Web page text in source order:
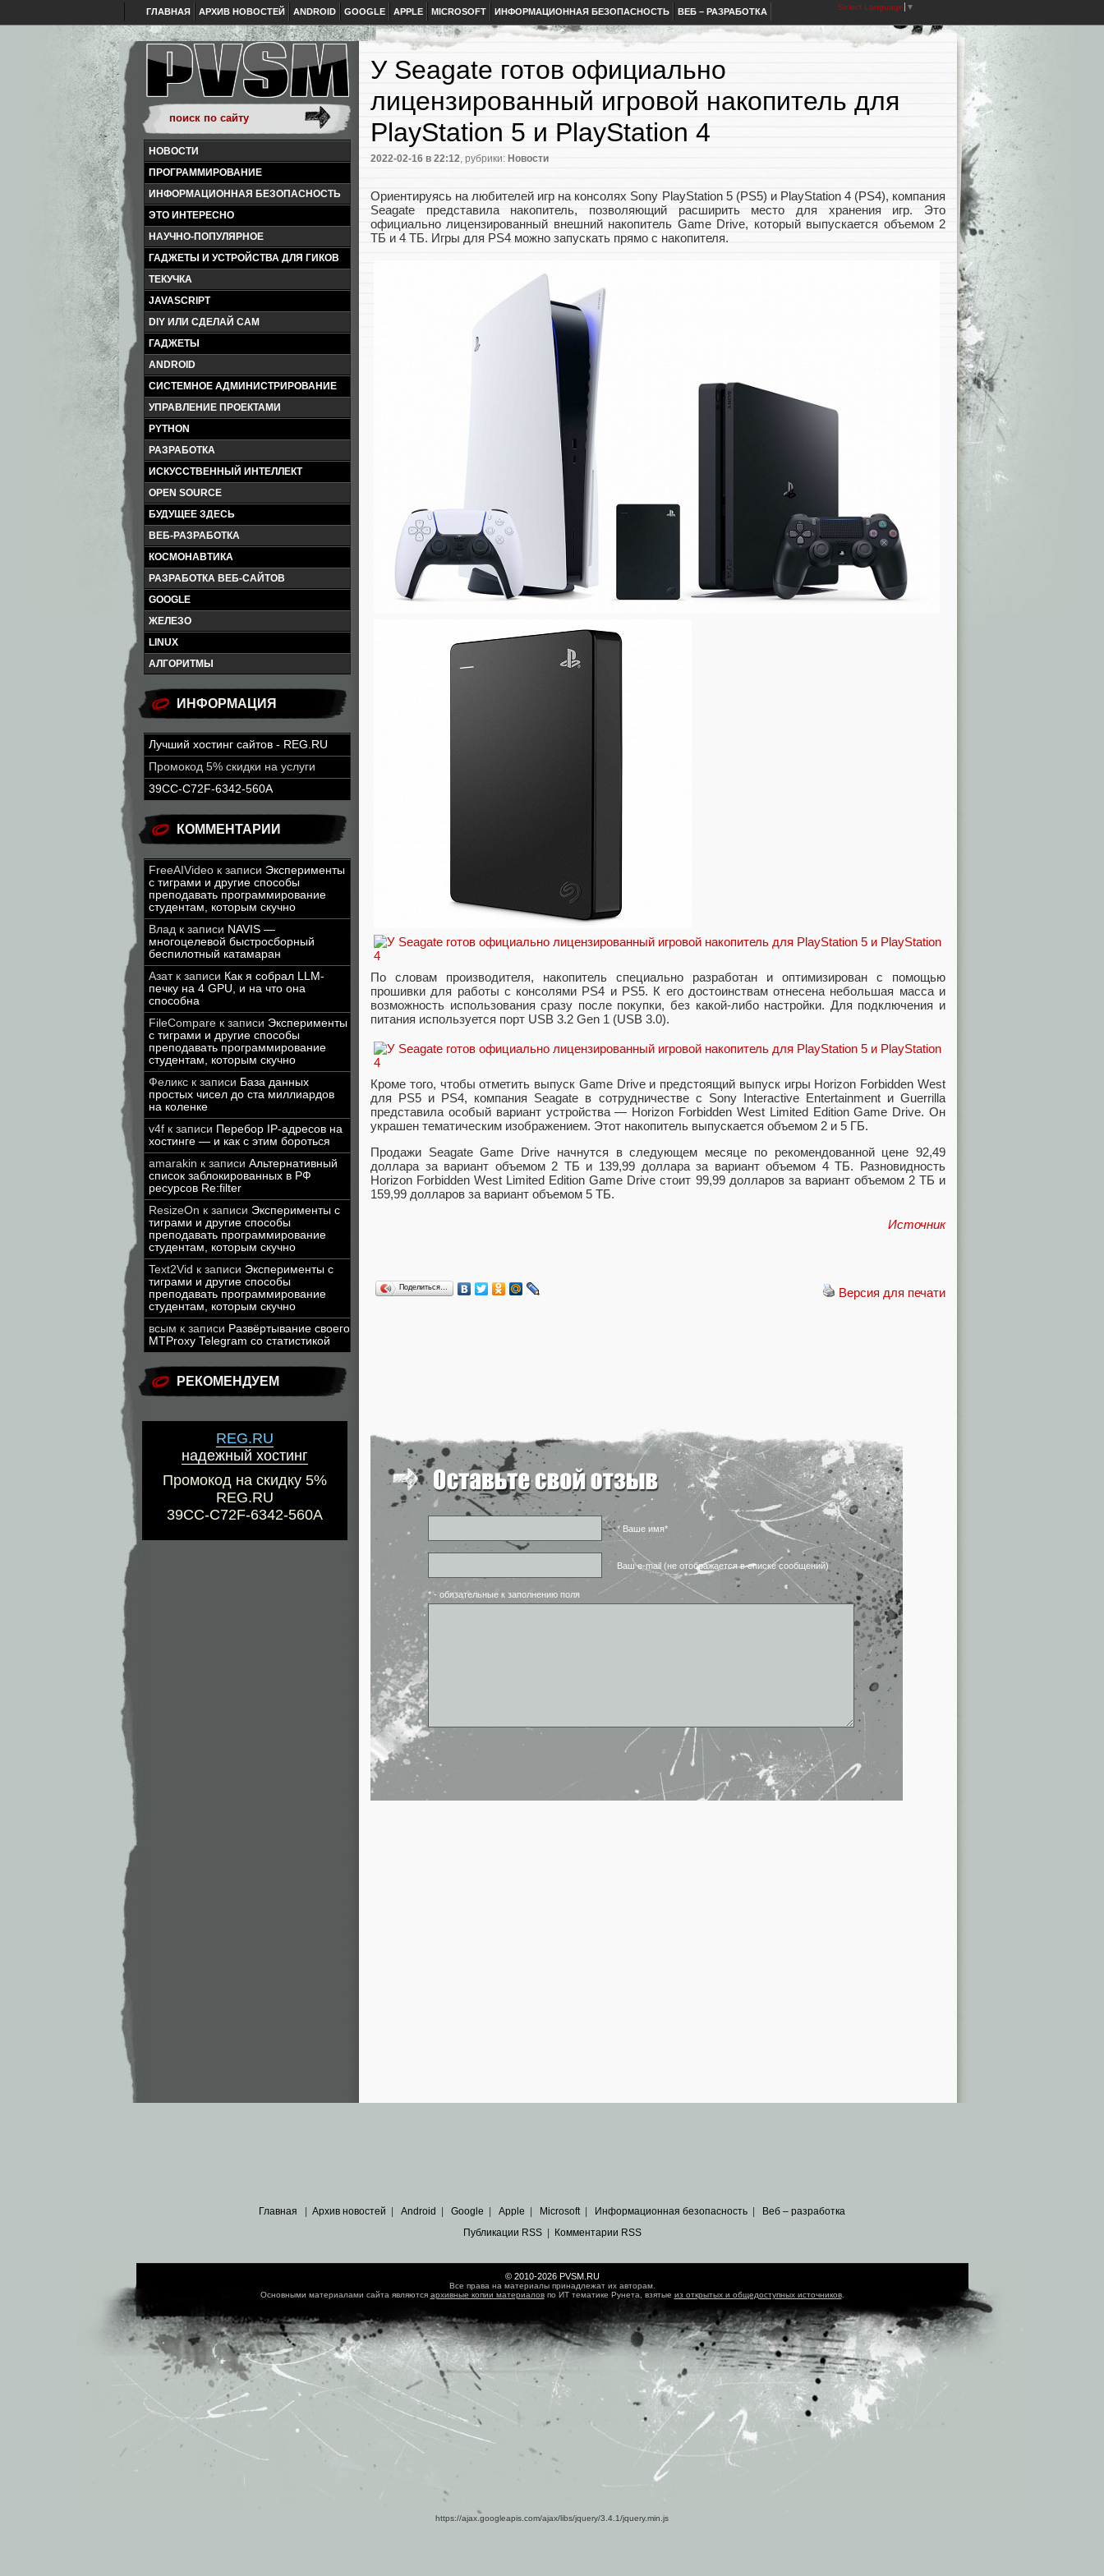
ГЛАВНАЯ АРХИВ НОВОСТЕЙ ANDROID GOOGLE APPLE MICROSOFT ИНФОРМАЦИОННАЯ БЕЗОПАСНОСТЬ ВЕБ – РАЗРАБОТКА Select Language ▼
НОВОСТИ
ПРОГРАММИРОВАНИЕ
ИНФОРМАЦИОННАЯ БЕЗОПАСНОСТЬ
ЭТО ИНТЕРЕСНО
НАУЧНО-ПОПУЛЯРНОЕ
ГАДЖЕТЫ И УСТРОЙСТВА ДЛЯ ГИКОВ
ТЕКУЧКА
JAVASCRIPT
DIY ИЛИ СДЕЛАЙ САМ
ГАДЖЕТЫ
ANDROID
СИСТЕМНОЕ АДМИНИСТРИРОВАНИЕ
УПРАВЛЕНИЕ ПРОЕКТАМИ
PYTHON
РАЗРАБОТКА
ИСКУССТВЕННЫЙ ИНТЕЛЛЕКТ
OPEN SOURCE
БУДУЩЕЕ ЗДЕСЬ
ВЕБ-РАЗРАБОТКА
КОСМОНАВТИКА
РАЗРАБОТКА ВЕБ-САЙТОВ
GOOGLE
ЖЕЛЕЗО
LINUX
АЛГОРИТМЫ
ИНФОРМАЦИЯ
Лучший хостинг сайтов - REG.RU
Промокод 5% скидки на услуги
39CC-C72F-6342-560A
КОММЕНТАРИИ
FreeAIVideo к записи Эксперименты
с тиграми и другие способы
преподавать программирование
студентам, которым скучно
Влад к записи NAVIS —
многоцелевой быстросборный
беспилотный катамаран
Азатк записи Как я собрал LLM-
печку на 4 GPU, и на что она
способна
FileCompare к записи Эксперименты
с тиграми и другие способы
преподавать программирование
студентам, которым скучно
Феликс к записи База данных
простых чисел до ста миллиардов
на коленке
v4f к записи Перебор IP-адресов на
хостинге — и как с этим бороться
amarakin к записи Альтернативный
список заблокированных в РФ
ресурсов Re:filter
ResizeOn к записи Эксперименты с
тиграми и другие способы
преподавать программирование
студентам, которым скучно
Text2Vid к записи Эксперименты с
тиграми и другие способы
преподавать программирование
студентам, которым скучно
всым к записи Развёртывание своего
MTProxy Telegram со статистикой
РЕКОМЕНДУЕМ
REG.RU
надежный хостинг
Промокод на скидку 5%
REG.RU
39CC-C72F-6342-560A
У Seagate готов официально
лицензированный игровой накопитель для
PlayStation 5 и PlayStation 4
2022-02-16 в 22:12, рубрики: Новости
Ориентируясь на любителей игр на консолях Sony PlayStation 5 (PS5) и PlayStation 4 (PS4), компания
Seagate представила накопитель, позволяющий расширить место для хранения игр. Это
официально лицензированный внешний накопитель Game Drive, который выпускается объемом 2
ТБ и 4 ТБ. Игры для PS4 можно запускать прямо с накопителя.
По словам производителя, накопитель специально разработан и оптимизирован с помощью
прошивки для работы с консолями PS4 и PS5. К его достоинствам отнесена небольшая масса и
возможность использования сразу после покупки, без какой-либо настройки. Для подключения и
питания используется порт USB 3.2 Gen 1 (USB 3.0).
Кроме того, чтобы отметить выпуск Game Drive и предстоящий выпуск игры Horizon Forbidden West
для PS5 и PS4, компания Seagate в сотрудничестве с Sony Interactive Entertainment и Guerrilla
представила особый вариант устройства — Horizon Forbidden West Limited Edition Game Drive. Он
украшен тематическим изображением. Этот накопитель выпускается объемом 2 и 5 ГБ.
Продажи Seagate Game Drive начнутся в следующем месяце по рекомендованной цене 92,49
доллара за вариант объемом 2 ТБ и 139,99 доллара за вариант объемом 4 ТБ. Разновидность
Horizon Forbidden West Limited Edition Game Drive стоит 99,99 долларов за вариант объемом 2 ТБ и
159,99 долларов за вариант объемом 5 ТБ.
Источник
Версия для печати
Поделиться…
* Ваше имя*
Ваш e-mail (не отображается в списке сообщений)
* - обязательные к заполнению поля
Главная Архив новостей Android Google Apple Microsoft| Информационная безопасность
Веб – разработка
Публикации RSS| Комментарии RSS
© 2010-2026 PVSM.RU
Все права на материалы принадлежат их авторам.
Основными материалами сайта являются архивные копии материаловпо ИТ тематике Рунета, взятые из открытых и общедоступных источников.
https://ajax.googleapis.com/ajax/libs/jquery/3.4.1/jquery.min.js